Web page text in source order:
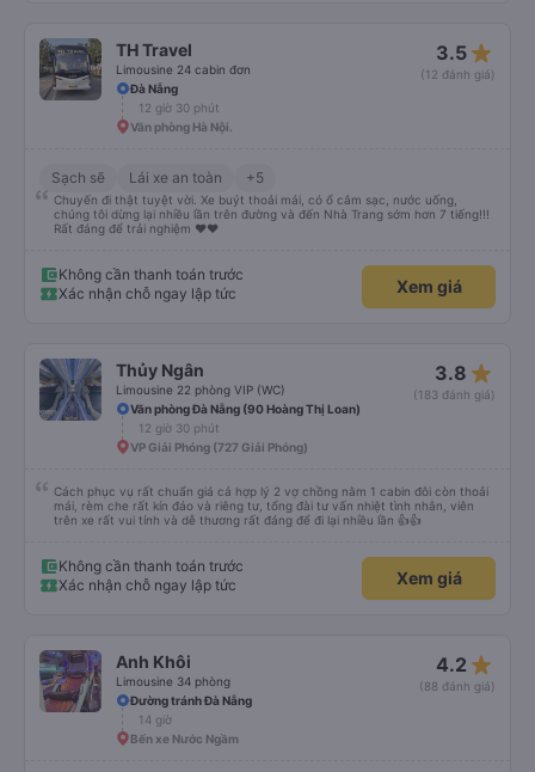
TH Travel
Limousine 24 cabin đơn
3.5 star_rate
(12 đánh giá)
Đà Nẵng
12 giờ 30 phút
Văn phòng Hà Nội.
Sạch sẽ Lái xe an toàn +5
Chuyến đi thật tuyệt vời. Xe buýt thoải mái, có ổ cắm sạc, nước uống,
chúng tôi dừng lại nhiều lần trên đường và đến Nhà Trang sớm hơn 7 tiếng!!!
Rất đáng để trải nghiệm ♥️♥️
Không cần thanh toán trước
Xác nhận chỗ ngay lập tức
Xem giá
Thủy Ngân
Limousine 22 phòng VIP (WC)
3.8 star_rate
(183 đánh giá)
Văn phòng Đà Nẵng (90 Hoàng Thị Loan)
12 giờ 30 phút
VP Giải Phóng (727 Giải Phóng)
Cách phục vụ rất chuẩn giá cả hợp lý 2 vợ chồng nằm 1 cabin đôi còn thoải
mái, rèm che rất kín đáo và riêng tư, tổng đài tư vấn nhiệt tình nhân, viên
trên xe rất vui tính và dễ thương rất đáng để đi lại nhiều lần 👍👍
Không cần thanh toán trước
Xác nhận chỗ ngay lập tức
Xem giá
Anh Khôi
Limousine 34 phòng
4.2 star_rate
(88 đánh giá)
Đường tránh Đà Nẵng
14 giờ
Bến xe Nước Ngầm